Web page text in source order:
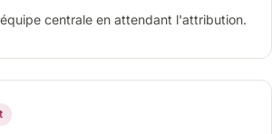
centrale en attendant l'attribution.